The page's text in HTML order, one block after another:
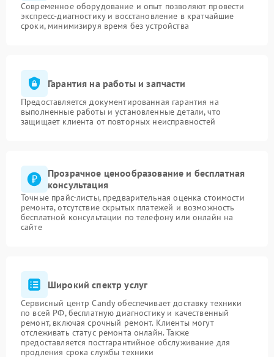
Современное оборудование и опыт позволяют провести
экспресс-диагностику и восстановление в кратчайшие
сроки, минимизируя время без устройства
Гарантия на работы и запчасти
Предоставляется документированная гарантия на
выполненные работы и установленные детали, что
защищает клиента от повторных неисправностей
Прозрачное ценообразование и бесплатная
консультация
Точные прайс-листы, предварительная оценка стоимости
ремонта, отсутствие скрытых платежей и возможность
бесплатной консультации по телефону или онлайн на
сайте
Широкий спектр услуг
Сервисный центр Candy обеспечивает доставку техники
по всей РФ, бесплатную диагностику и качественный
ремонт, включая срочный ремонт. Клиенты могут
отслеживать статус ремонта онлайн. Также
предоставляется постгарантийное обслуживание для
продления срока службы техники